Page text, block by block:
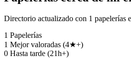
Directorio actualizado con 1 papelerías
1 Papelerías
1 Mejor valoradas (4★+)
0 Hasta tarde (21h+)